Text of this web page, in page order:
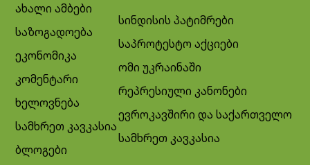
ახალი ამბები
საზოგადოება
ეკონომიკა
კომენტარი
ხელოვნება
სამხრეთ კავკასია
ბლოგები
სინდისის პატიმრები
საპროტესტო აქციები
ომი უკრაინაში
რეპრესიული კანონები
ევროკავშირი და საქართველო
სამხრეთ კავკასია